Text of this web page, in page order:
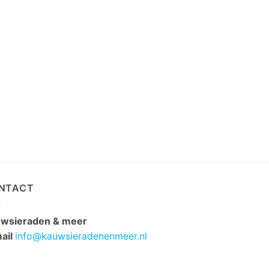
& meer
info@kauwsieradenenmeer.nl